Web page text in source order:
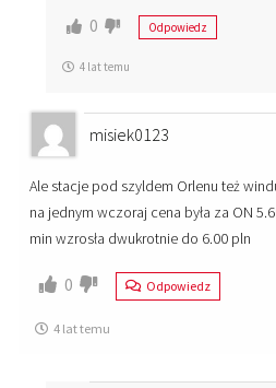
0 Odpowiedz
4 lat temu
misiek0123
Ale stacje pod szyldem Orlenu też
na jednym wczoraj cena była za ON
min wzrosła dwukrotnie do 6.00 pln
0 Odpowiedz
4 lat temu